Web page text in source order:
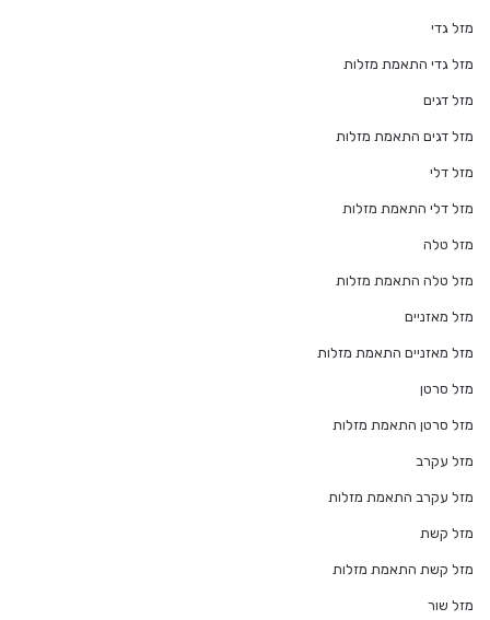
מזל גדי
מזל גדי התאמת מזלות
מזל דגים
מזל דגים התאמת מזלות
מזל דלי
מזל דלי התאמת מזלות
מזל טלה
מזל טלה התאמת מזלות
מזל מאזניים
מזל מאזניים התאמת מזלות
מזל סרטן
מזל סרטן התאמת מזלות
מזל עקרב
מזל עקרב התאמת מזלות
מזל קשת
מזל קשת התאמת מזלות
מזל שור